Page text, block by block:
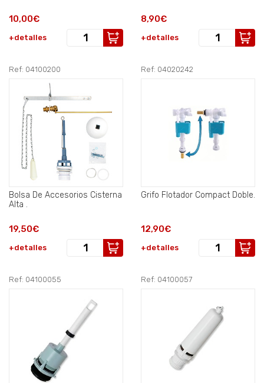
10,00€
+detalles
8,90€
+detalles
Ref: 04100200
Bolsa De Accesorios Cisterna
Alta .
19,50€
+detalles
Ref: 04020242
Grifo Flotador Compact Doble.
12,90€
+detalles
Ref: 04100055 Ref: 04100057